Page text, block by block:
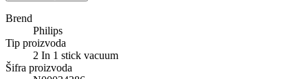
Brend
Philips
Tip proizvoda
2 In 1 stick vacuum
Šifra proizvoda